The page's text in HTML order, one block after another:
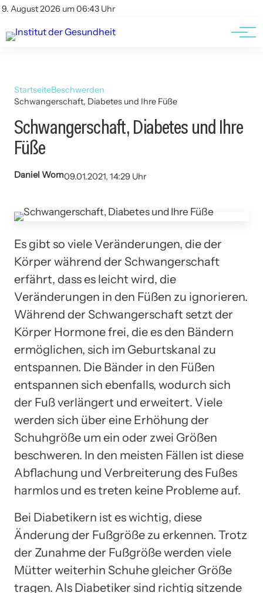
9. August 2026 um 06:43 Uhr
Kontakt
Kontakt
AGBs
StartseiteBeschwerden
Schwangerschaft, Diabetes und Ihre Füße
Schwangerschaft, Diabetes und Ihre
Füße
Daniel Wom09.01.2021, 14:29 Uhr
Es gibt so viele Veränderungen, die der
Körper während der Schwangerschaft
erfährt, dass es leicht wird, die
Veränderungen in den Füßen zu ignorieren.
Während der Schwangerschaft setzt der
Körper Hormone frei, die es den Bändern
ermöglichen, sich im Geburtskanal zu
entspannen. Die Bänder in den Füßen
entspannen sich ebenfalls, wodurch sich
der Fuß verlängert und erweitert. Viele
werden sich über eine Erhöhung der
Schuhgröße um ein oder zwei Größen
beschweren. In den meisten Fällen ist diese
Abflachung und Verbreiterung des Fußes
harmlos und es treten keine Probleme auf.
Bei Diabetikern ist es wichtig, diese
Änderung der Fußgröße zu erkennen. Trotz
der Zunahme der Fußgröße werden viele
Mütter weiterhin Schuhe gleicher Größe
tragen. Als Diabetiker sind richtig sitzende